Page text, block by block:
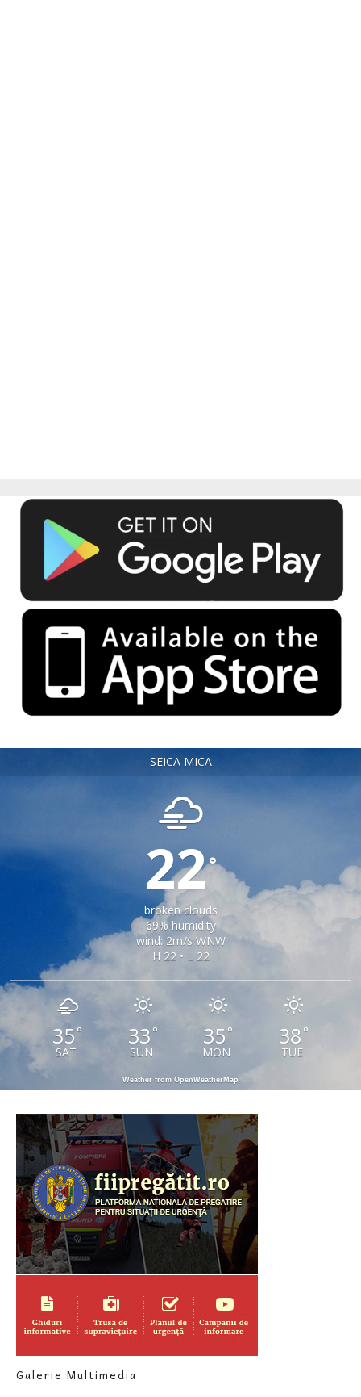
SEICA MICA
22°
broken clouds
69% humidity
wind: 2m/s WNW
H 22 • L 22
35 °
SAT
33 °
SUN
35 °
MON
38 °
TUE
Weather from OpenWeatherMap
Galerie Multimedia